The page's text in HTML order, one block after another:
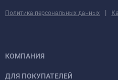
Политика персональных данных |
КОМПАНИЯ
ДЛЯ ПОКУПАТЕЛЕЙ